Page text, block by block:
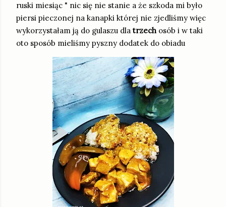
ruski miesiąc " nic się nie stanie a że szkoda mi było
piersi pieczonej na kanapki której nie zjedliśmy więc
wykorzystałam ją do gulaszu dla trzech osób i w taki
oto sposób mieliśmy pyszny dodatek do obiadu